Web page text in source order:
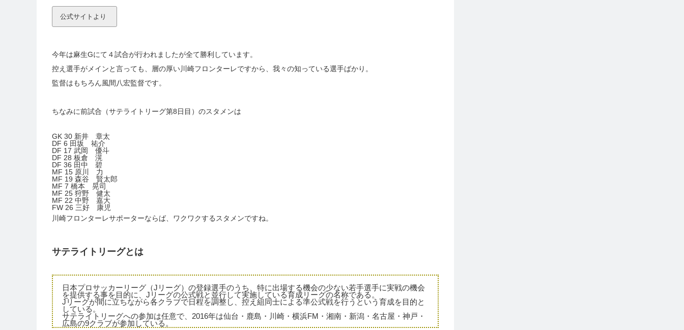
公式サイトより
今年は麻生Gにて４試合が行われましたが全て勝利しています。
控え選手がメインと言っても、層の厚い川崎フロンターレですから、我々の知っている選手ばかり。
監督はもちろん風間八宏監督です。
ちなみに前試合（サテライトリーグ第8日目）のスタメンは
GK 30 新井 章太
DF 6 田坂 祐介
DF 17 武岡 優斗
DF 28 板倉 滉
DF 36 田中 碧
MF 15 原川 力
MF 19 森谷 賢太郎
MF 7 橋本 晃司
MF 25 狩野 健太
MF 22 中野 嘉大
FW 26 三好 康児
川崎フロンターレサポーターならば、ワクワクするスタメンですね。
サテライトリーグとは
日本プロサッカーリーグ（Jリーグ）の登録選手のうち、特に出場する機会の少ない若手選手に実戦の機会
を提供する事を目的に、Jリーグの公式戦と並行して実施している育成リーグの名称である。
Jリーグが間に立ちながら各クラブで日程を調整し、控え組同士による準公式戦を行うという育成を目的と
している。
サテライトリーグへの参加は任意で、2016年は仙台・鹿島・川崎・横浜FM・湘南・新潟・名古屋・神戸・
広島の9クラブが参加している。